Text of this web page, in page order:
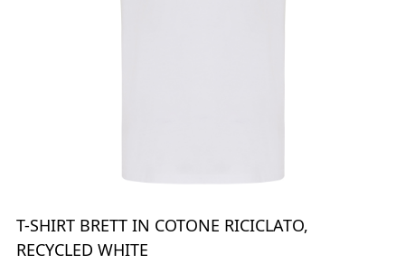
T-SHIRT BRETT IN COTONE RICICLATO,
RECYCLED WHITE